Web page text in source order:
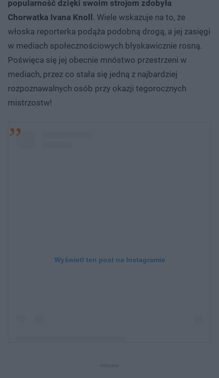
popularność dzięki swoim strojom zdobyła
Chorwatka Ivana Knoll . Wiele wskazuje na to, że
włoska reporterka podąża podobną drogą, a jej zasięgi
w mediach społecznościowych błyskawicznie rosną.
Poświęca się jej obecnie mnóstwo przestrzeni w
mediach, przez co stała się jedną z najbardziej
rozpoznawalnych osób przy okazji tegorocznych
mistrzostw!
Wyświetl ten post na Instagramie